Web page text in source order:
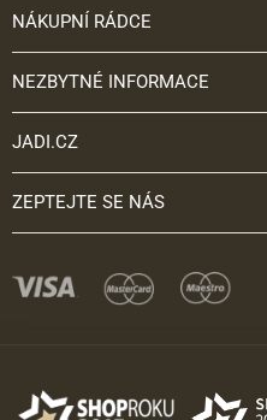
NÁKUPNÍ RÁDCE
NEZBYTNÉ INFORMACE
JADI.CZ
ZEPTEJTE SE NÁS